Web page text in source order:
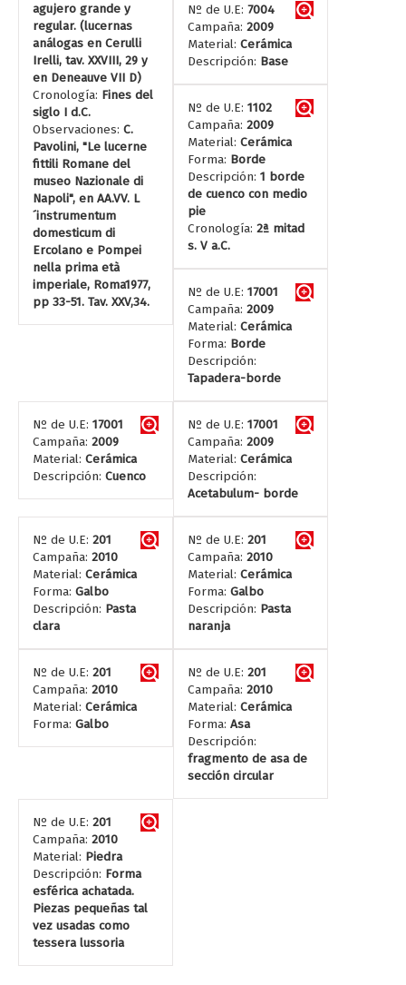
agujero grande y
regular. (lucernas
análogas en Cerulli
Irelli, tav. XXVIII, 29 y
en Deneauve VII D)
Cronología: Fines del
siglo I d.C.
Observaciones: C.
Pavolini, "Le lucerne
fittili Romane del
museo Nazionale di
Napoli", en AA.VV. L
´instrumentum
domesticum di
Ercolano e Pompei
nella prima età
imperiale, Roma1977,
pp 33-51. Tav. XXV,34.
Nº de U.E: 7004
Campaña: 2009
Material: Cerámica
Descripción: Base
Nº de U.E: 1102
Campaña: 2009
Material: Cerámica
Forma: Borde
Descripción: 1 borde
de cuenco con medio
pie
Cronología: 2ª mitad
s. V a.C.
Nº de U.E: 17001
Campaña: 2009
Material: Cerámica
Forma: Borde
Descripción:
Tapadera-borde
Nº de U.E: 17001
Campaña: 2009
Material: Cerámica
Descripción: Cuenco
Nº de U.E: 17001
Campaña: 2009
Material: Cerámica
Descripción:
Acetabulum- borde
Nº de U.E: 201
Campaña: 2010
Material: Cerámica
Forma: Galbo
Descripción: Pasta
clara
Nº de U.E: 201
Campaña: 2010
Material: Cerámica
Forma: Galbo
Descripción: Pasta
naranja
Nº de U.E: 201
Campaña: 2010
Material: Cerámica
Forma: Galbo
Nº de U.E: 201
Campaña: 2010
Material: Cerámica
Forma: Asa
Descripción:
fragmento de asa de
sección circular
Nº de U.E: 201
Campaña: 2010
Material: Piedra
Descripción: Forma
esférica achatada.
Piezas pequeñas tal
vez usadas como
tessera lussoria